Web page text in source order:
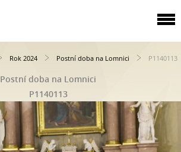
Rok 2024 Postní doba na Lomnici P1140113
Postní doba na Lomnici
P1140113